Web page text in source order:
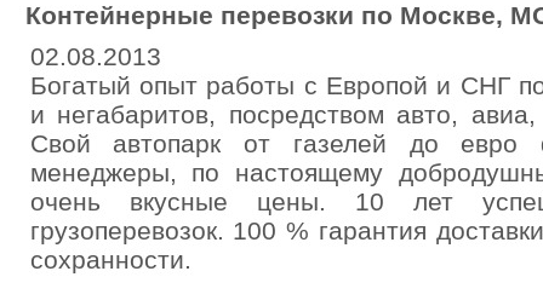
Контейнерные перевозки по Москве,
02.08.2013
Богатый опыт работы с Европой и СНГ
и негабаритов, посредством авто,
Свой автопарк от газелей до евро
менеджеры, по настоящему
очень вкусные цены. 10 лет
грузоперевозок. 100 % гарантия
сохранности.